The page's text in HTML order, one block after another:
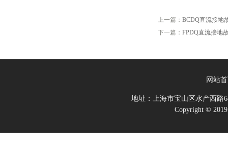
上一篇： BCDQ直流接地
下一篇： FPDQ直流接地
网站
地址：上海市宝山区水产西路
Copyright ©